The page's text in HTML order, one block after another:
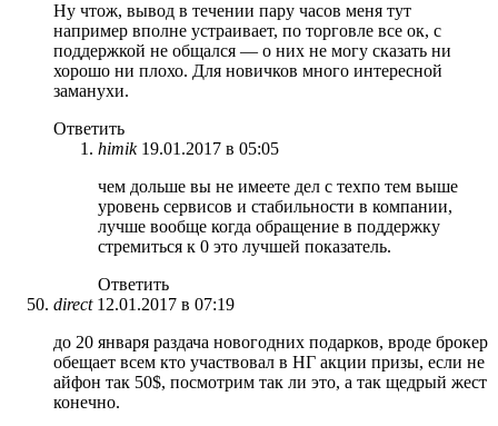
Ну чтож, вывод в течении пару часов меня тут
например вполне устраивает, по торговле все ок, с
поддержкой не общался — о них не могу сказать ни
хорошо ни плохо. Для новичков много интересной
заманухи.
Ответить
himik 19.01.2017 в 05:05
чем дольше вы не имеете дел с техпо тем выше
уровень сервисов и стабильности в компании,
лучше вообще когда обращение в поддержку
стремиться к 0 это лучшей показатель.
Ответить
direct 12.01.2017 в 07:19
до 20 января раздача новогодних подарков, вроде брокер
обещает всем кто участвовал в НГ акции призы, если не
айфон так 50$, посмотрим так ли это, а так щедрый жест
конечно.